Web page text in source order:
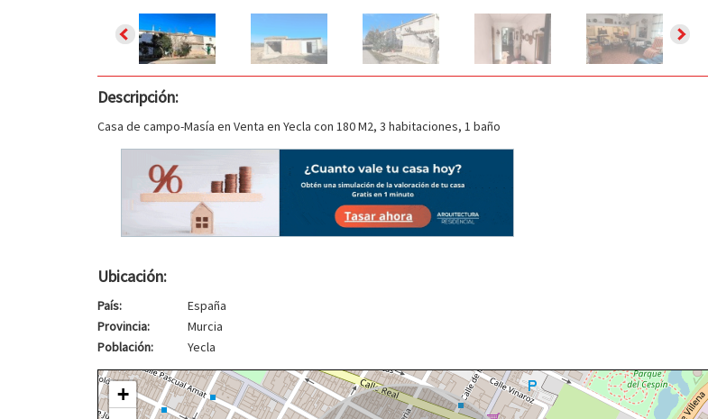
Descripción:
Casa de campo-Masía en Venta en Yecla con 180 M2, 3 habitaciones, 1 baño
Ubicación:
País:
España
Provincia:
Murcia
Población:
Yecla
+